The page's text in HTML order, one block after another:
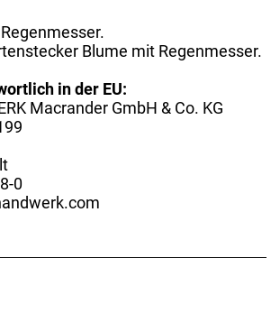
Blume mit Regenmesser.
in der EU:
Macrander GmbH & Co. KG
0